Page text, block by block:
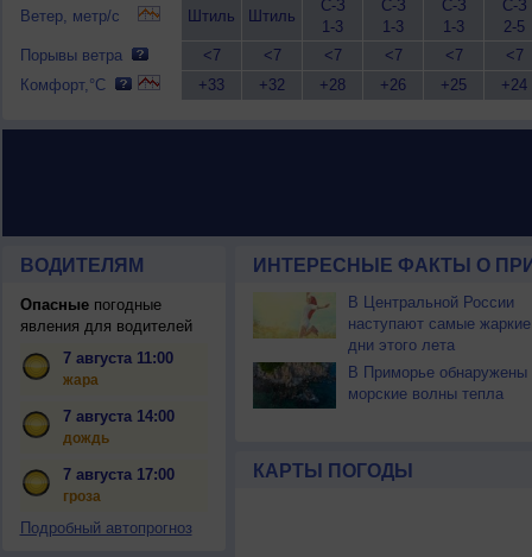
Ветер, метр/с
Порывы ветра
Комфорт,°C
Штиль
<7
+33
Штиль
<7
+32
С-З
1-3
<7
+28
С-З
1-3
<7
+26
С-З
1-3
<7
+25
С-З
2-5
<7
+24
ВОДИТЕЛЯМ
Опасныепогодные
явления для водителей
7 августа 11:00
жара
7 августа 14:00
дождь
7 августа 17:00
гроза
Подробный автопрогноз
ИНТЕРЕСНЫЕ ФАКТЫ О
В Центральной России
наступают самые жаркие
дни этого лета
В Приморье обнаружены
морские волны тепла
КАРТЫ ПОГОДЫ